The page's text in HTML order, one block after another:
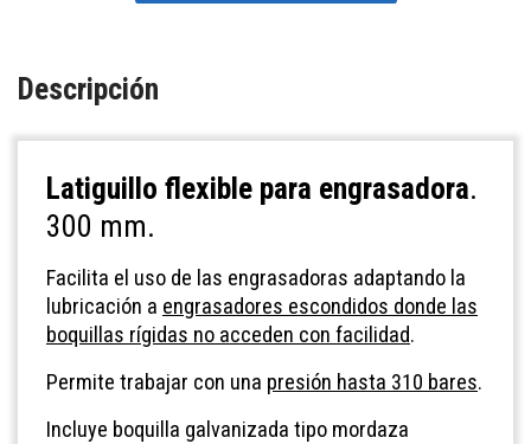
Descripción
Latiguillo flexible para engrasadora.
300 mm.
Facilita el uso de las engrasadoras adaptando la
lubricación a engrasadores escondidos donde las
boquillas rígidas no acceden con facilidad.
Permite trabajar con una presión hasta 310 bares.
Incluye boquilla galvanizada tipo mordaza